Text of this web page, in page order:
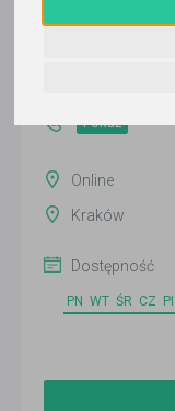
Pokaż
Online
Kraków
Dostępność
PN WT ŚR CZ PI